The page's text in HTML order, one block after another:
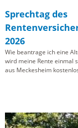
Sprechtag des
2026
Wie beantrage ich eine
wird meine Rente einmal
aus Meckesheim